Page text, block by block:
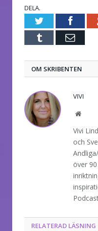
DELA.
Twitter
Tumblr E-
OM SKRIBENTEN
VIVI
Vivi
och
över
RELATERAD LÄSNING